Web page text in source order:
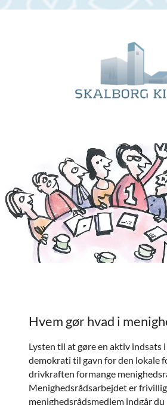
Hvem gør hvad i
Lysten til at gøre en aktiv indsats
demokrati til gavn for den lokale
drivkraften formange
Menighedsrådsarbejdet er
menighedsrådsmedlem indgår